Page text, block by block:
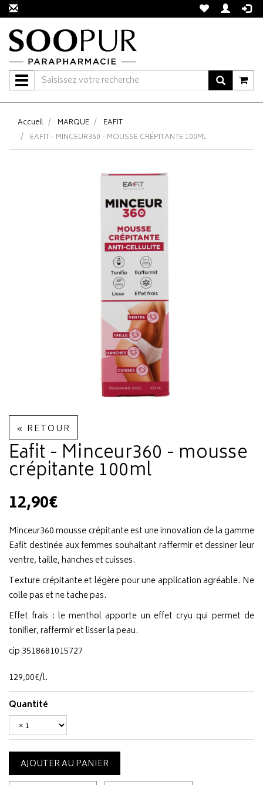
Navigation
Accueil MARQUE
EAFIT
EAFIT - MINCEUR360 - MOUSSE CRÉPITANTE 100ML
« RETOUR
Eafit - Minceur360 - mousse
crépitante 100ml
12,90€
Minceur360 mousse crépitante est une innovation de la gamme
Eafit destinée aux femmes souhaitant raffermir et dessiner leur
ventre, taille, hanches et cuisses.
Texture crépitante et légère pour une application agréable. Ne
colle pas et ne tache pas.
Effet frais : le menthol apporte un effet cryu qui permet de
tonifier, raffermir et lisser la peau.
cip 3518681015727
129,00€/l.
Quantité
AJOUTER AU PANIER